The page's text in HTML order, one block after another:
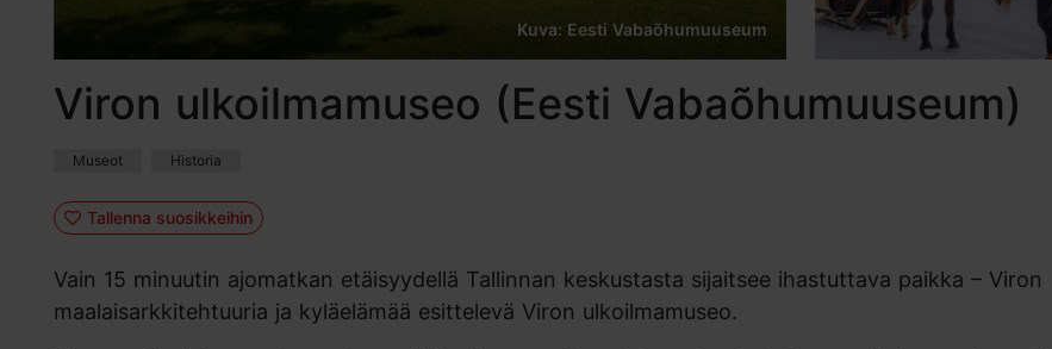
Kuva: Eesti Vabaõhumuuseum
Viron ulkoilmamuseo (Eesti Vabaõhumuuseum)
Museot Historia
Tallenna suosikkeihin
Vain 15 minuutin ajomatkan etäisyydellä Tallinnan keskustasta sijaitsee ihastuttava paikka – Viron
maalaisarkkitehtuuria ja kyläelämää esittelevä Viron ulkoilmamuseo.